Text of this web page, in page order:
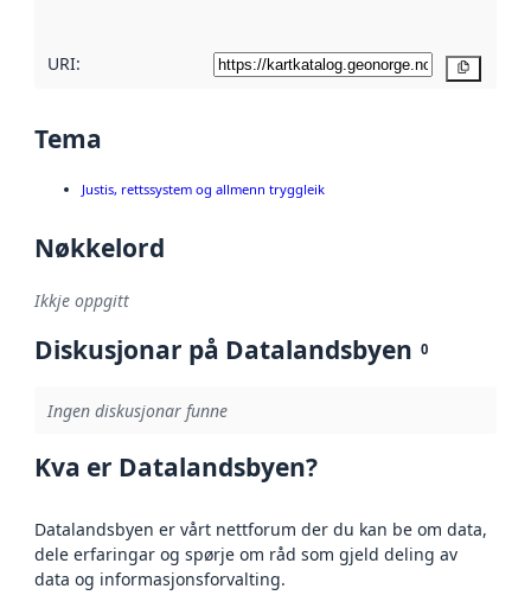
URI:
Tema
Justis, rettssystem og allmenn tryggleik
Nøkkelord
Ikkje oppgitt
Diskusjonar på Datalandsbyen 0
Ingen diskusjonar funne
Kva er Datalandsbyen?
Datalandsbyen er vårt nettforum der du kan be om data,
dele erfaringar og spørje om råd som gjeld deling av
data og informasjonsforvalting.